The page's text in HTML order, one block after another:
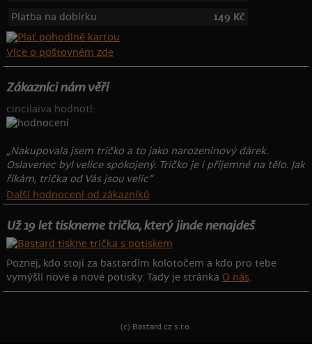
Platba na dobírku
149 Kč
Více o poštovném zde
Zákazníci nám věří
cincilaiva hodnotí:
„Nakupovala jsem tričko a to jako narozeninový dárek.
Oslavenec byl velice spokojený. Tričko je i příjemné na tělo. Jak
říkám, trička od Vás jsou velic“
Další hodnocení od zákazníků
Už 19 let tiskneme trička, který jinde nenajdeš
Poznej, kdo stojí za bastardím kolotočem a kdo pro tebe
vymýšlí nové a nové potisky. Tady je stránka O nás.
(c) Bastard.cz s.r.o.